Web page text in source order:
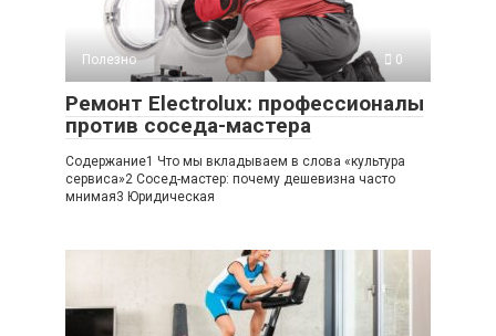
Полезно 0
Ремонт Electrolux: профессионалы
против соседа-мастера
Содержание1 Что мы вкладываем в слова «культура
сервиса»2 Сосед-мастер: почему дешевизна часто
мнимая3 Юридическая